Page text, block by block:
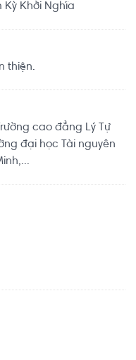
Kỳ Khởi Nghĩa
thiện.
cao đẳng Lý Tự
đại học Tài nguyên